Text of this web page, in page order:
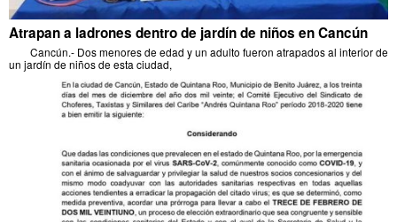
Atrapan a ladrones dentro de jardín de niños en Cancún
Cancún.- Dos menores de edad y un adulto fueron atrapados al interior de
un jardín de niños de esta ciudad,